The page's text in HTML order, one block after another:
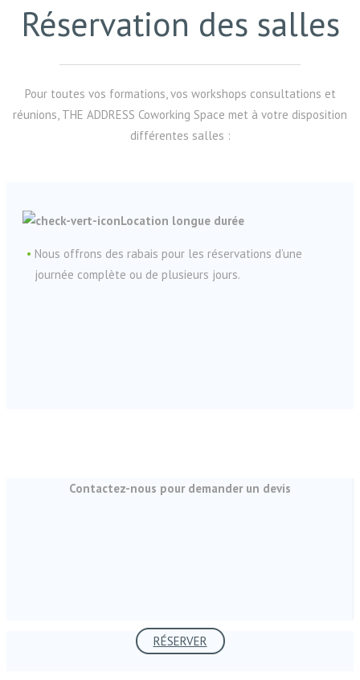
Réservation des salles
Pour toutes vos formations, vos workshops consultations et
réunions, THE ADDRESS Coworking Space met à votre disposition
différentes salles :
Location longue durée
Nous offrons des rabais pour les réservations d’une
journée complète ou de plusieurs jours.
Contactez-nous pour demander un devis
RÉSERVER